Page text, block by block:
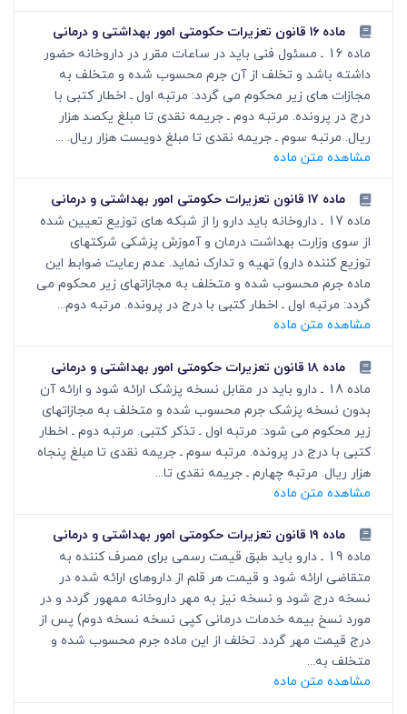
ماده ۱۶ قانون تعزیرات حکومتی امور بهداشتی و درمانی
ماده 16 ـ مسئول فنی باید در ساعات مقرر در داروخانه حضور
داشته باشد و تخلف از آن جرم محسوب شده و متخلف به
مجازات های زیر محکوم می گردد: مرتبه اول ـ اخطار کتبی با
درج در پرونده. مرتبه دوم ـ جریمه نقدی تا مبلغ یکصد هزار
ریال. مرتبه سوم ـ جریمه نقدی تا مبلغ دویست هزار ریال. ...
مشاهده متن ماده
ماده ۱۷ قانون تعزیرات حکومتی امور بهداشتی و درمانی
ماده 17 ـ داروخانه باید دارو را از شبکه های توزیع تعیین شده
از سوی وزارت بهداشت درمان و آموزش پزشکی شرکتهای
توزیع کننده دارو) تهیه و تدارک نماید. عدم رعایت ضوابط این
ماده جرم محسوب شده و متخلف به مجازاتهای زیر محکوم می
گردد: مرتبه اول ـ اخطار کتبی با درج در پرونده. مرتبه دوم...
مشاهده متن ماده
ماده ۱۸ قانون تعزیرات حکومتی امور بهداشتی و درمانی
ماده 18 ـ دارو باید در مقابل نسخه پزشک ارائه شود و ارائه آن
بدون نسخه پزشک جرم محسوب شده و متخلف به مجازاتهای
زیر محکوم می شود: مرتبه اول ـ تذکر کتبی. مرتبه دوم ـ اخطار
کتبی با درج در پرونده. مرتبه سوم ـ جریمه نقدی تا مبلغ پنجاه
هزار ریال. مرتبه چهارم ـ جریمه نقدی تا...
مشاهده متن ماده
ماده ۱۹ قانون تعزیرات حکومتی امور بهداشتی و درمانی
ماده 19 ـ دارو باید طبق قیمت رسمی برای مصرف کننده به
متقاضی ارائه شود و قیمت هر قلم از داروهای ارائه شده در
نسخه درج شود و نسخه نیز به مهر داروخانه ممهور گردد و در
مورد نسخ بیمه خدمات درمانی کپی نسخه نسخه دوم) پس از
درج قیمت مهر گردد. تخلف از این ماده جرم محسوب شده و
متخلف به...
مشاهده متن ماده